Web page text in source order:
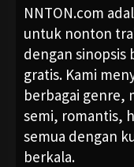
NNTON.com
untuk nonton
dengan sinopsis
gratis. Kami
berbagai genre,
semi, romantis,
semua dengan
berkala.